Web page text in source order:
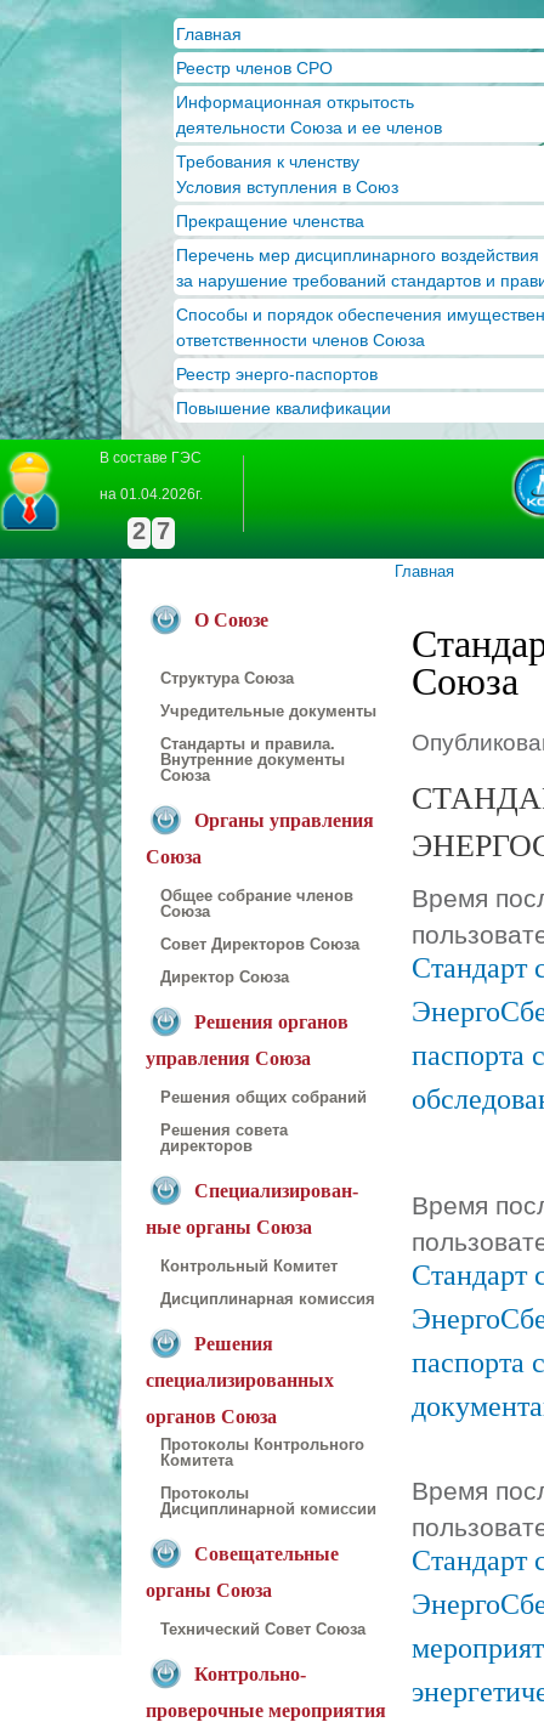
Главная
Реестр членов СРО
Информационная открытость
деятельности Союза и ее членов
Требования к членству
Условия вступления в Союз
Прекращение членства
Перечень мер дисциплинарного воздействия
за нарушение требований стандартов и
Способы и порядок обеспечения
ответственности членов Союза
Реестр энерго-паспортов
Повышение квалификации
В составе ГЭС
на 01.04.2026г.
2 7
Главная
О Союзе
Структура Союза
Учредительные документы
Стандарты и правила.
Внутренние документы
Союза
Органы управления
Союза
Общее собрание членов
Союза
Совет Директоров Союза
Директор Союза
Решения органов
управления Союза
Решения общих собраний
Решения совета
директоров
Специализирован-
ные органы Союза
Контрольный Комитет
Дисциплинарная комиссия
Решения
специализированных
органов Союза
Протоколы Контрольного
Комитета
Протоколы
Дисциплинарной комиссии
Совещательные
органы Союза
Технический Совет Союза
Контрольно-
проверочные мероприятия
Союза
Время
Стандарт
паспорта
Время
Стандарт
паспорта
Время
Стандарт